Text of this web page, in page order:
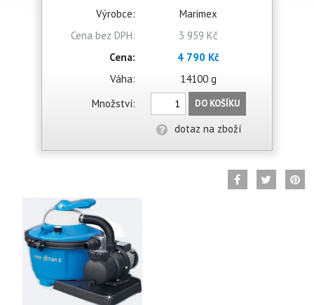
Výrobce:
Marimex
Cena bez DPH:
3 959 Kč
Cena:
4 790 Kč
Váha:
14100 g
Množství:
DO KOŠÍKU
dotaz na zboží